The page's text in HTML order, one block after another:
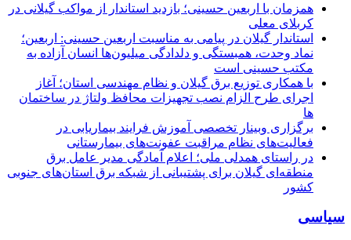
همزمان با اربعین حسینی؛ بازدید استاندار از مواکب گیلانی در
کربلای معلی
استاندار گیلان در پیامی به مناسبت اربعین حسینی: اربعین؛
نماد وحدت، همبستگی و دلدادگی میلیون‌ها انسان آزاده به
مکتب حسینی است
با همکاری توزیع برق گیلان و نظام مهندسی استان؛ آغاز
اجرای طرح الزام نصب تجهیزات محافظ ولتاژ در ساختمان
ها
برگزاری وبینار تخصصی آموزش فرایند بیماریابی در
فعالیت‌های نظام مراقبت عفونت‌های بیمارستانی
در راستای همدلی ملی؛ اعلام آمادگی مدیر عامل برق
منطقه‌ای گیلان برای پشتیبانی از شبكه برق استان‌های جنوبی
كشور
سیاسی